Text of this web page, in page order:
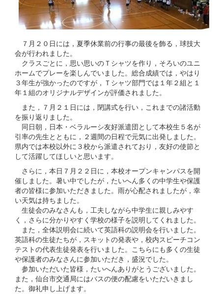
７月２０日には，夏季休業前の行事の最後を飾る，球技大
会が行われました。
クラスごとに，思い思いのＴシャツを作り，そろいのユニ
ホームでプレーを楽しんでいました。総合成績では，やはり
３年生が強かったのですが，Ｔシャツ部門では１年２組と１
年１組のオリジナルデザインが評価されました。
また，７月２１日には，閉講式を行い，これまでの諸活動
を振り返りました。
同日朝，日本・ベラルーシ友好派遣団として本校生５名が
引率の先生とともに，２週間の日程で元気に出発しました。
県内では本校以外に３校から派遣されており，友好の使節と
して活躍してほしいと思います。
さらに，本日７月２２日に，本校オープンキャンパスを開
催しました。暑い中でしたが，たいへん多くの中学生や保護
者の皆様に参加いただきました。雨が心配されましたが，幸
い天気は持ちました。
生徒会のみなさんも，工夫しながら中学生に親しみやす
く，さらに分かりやすく学校の様子を説明してくれました。
また，全体説明会に続いて英語科の説明会を行いました。
英語科の生徒たちが，スキットの発表や，校内スピーチコン
テストの代表生徒発表を行いました。こちらにも多くの生徒
や保護者のみなさんに参加いただき，盛況でした。
参加いただいた皆様，たいへんありがとうございました。
また，仙台市交通局にはバスの便の配慮をいただいきまし
た。御礼申し上げます。